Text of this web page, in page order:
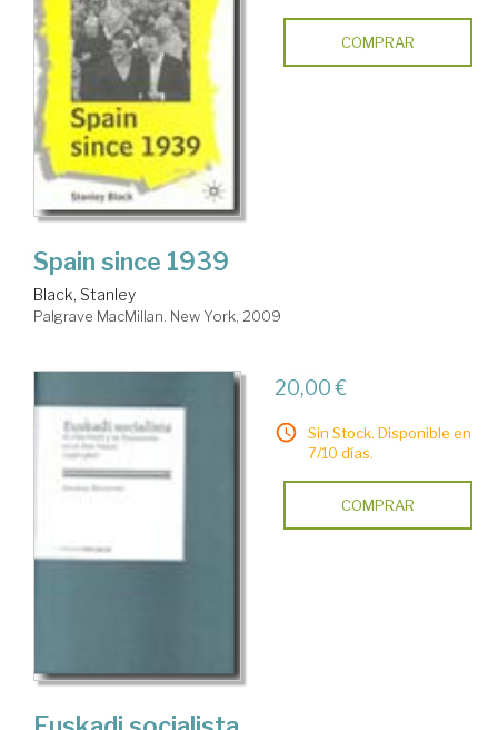
COMPRAR
Spain since 1939
Black, Stanley
Palgrave MacMillan. New York, 2009
20,00 €
Sin Stock. Disponible en
7/10 días.
COMPRAR